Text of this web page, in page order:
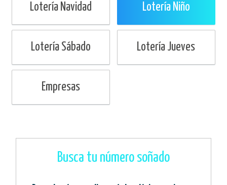
Lotería Navidad Lotería Niño
Lotería Sábado Lotería Jueves
Empresas
Busca tu número soñado